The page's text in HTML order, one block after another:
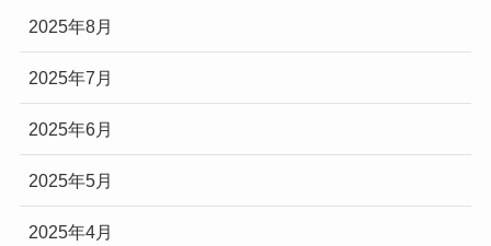
2025年8月
2025年7月
2025年6月
2025年5月
2025年4月